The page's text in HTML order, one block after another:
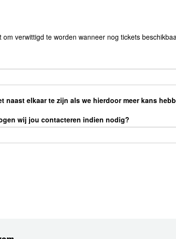
verwittigd te worden wanneer nog tickets
naast elkaar te zijn als we hierdoor meer kans
wij jou contacteren indien nodig?